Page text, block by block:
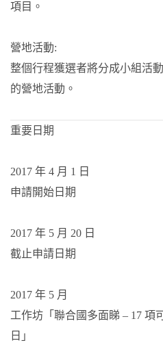
項目。
營地活動:
整個行程獲選者將分成小組活
的營地活動。
重要日期
2017 年 4 月 1 日
申請開始日期
2017 年 5 月 20 日
截止申請日期
2017 年 5 月
工作坊「聯合國多面睇 – 17 項
日」